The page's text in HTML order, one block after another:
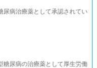
尿病治療薬として承認されてい
糖尿病の治療薬として厚生労働